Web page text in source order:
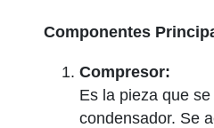
Componentes
Compresor:
Es la pieza que
condensador. Se